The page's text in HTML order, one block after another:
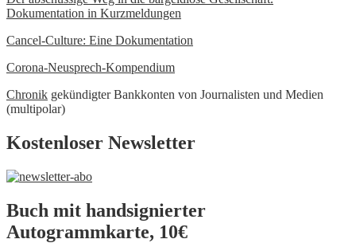
Dokumentation in Kurzmeldungen
Cancel-Culture: Eine Dokumentation
Corona-Neusprech-Kompendium
Chronik gekündigter Bankkonten von Journalisten und Medien
(multipolar)
Kostenloser Newsletter
Buch mit handsignierter
Autogrammkarte, 10€